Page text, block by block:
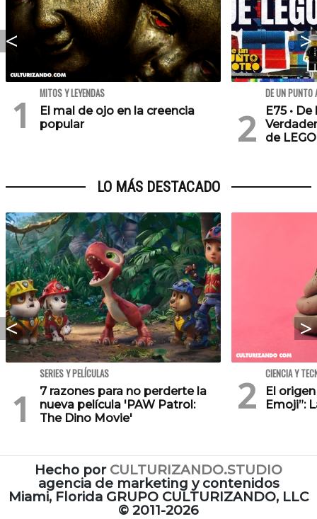
MITOS Y LEYENDAS
El mal de ojo en la creencia
popular
DE UN PUNTO
E75 •
de
LO MÁS DESTACADO
SERIES Y PELÍCULAS
7 razones para no perderte la
nueva película 'PAW Patrol:
The Dino Movie'
CIENCIA Y
El
Emoji”:
Hecho por CULTURIZANDO.STUDIO
agencia de marketing y contenidos
Miami, Florida GRUPO CULTURIZANDO, LLC
© 2011-2026